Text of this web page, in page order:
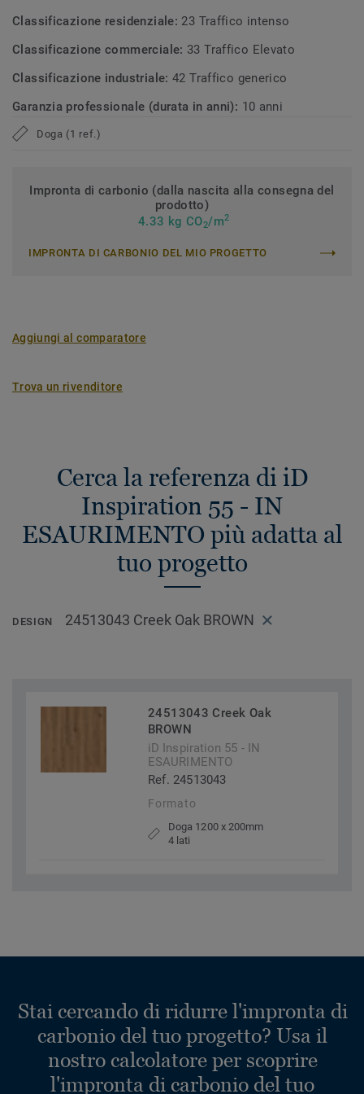
Classificazione residenziale: 23 Traffico intenso
Classificazione commerciale: 33 Traffico Elevato
Classificazione industriale:42 Traffico generico
Garanzia professionale (durata in anni): 10 anni
Doga (1 ref.)
Impronta di carbonio (dalla nascita alla consegna del
prodotto)
4.33 kg CO2/m2
IMPRONTA DI CARBONIO DEL MIO PROGETTO
Aggiungi al comparatore
Trova un rivenditore
Cerca la referenza di iD
Inspiration 55 - IN
ESAURIMENTO più adatta al
tuo progetto
DESIGN 24513043 Creek Oak BROWN
24513043 Creek Oak
BROWN
iD Inspiration 55 - IN
ESAURIMENTO
Ref. 24513043
Formato
Doga 1200 x 200mm
4 lati
Stai cercando di ridurre l'impronta di
carbonio del tuo progetto? Usa il
nostro calcolatore per scoprire
l'impronta di carbonio del tuo